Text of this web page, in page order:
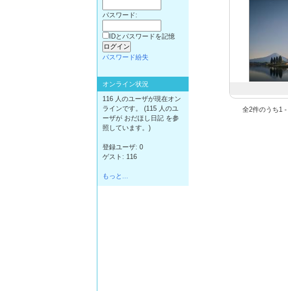
全2件のうち1-
パスワード:
IDとパスワードを記憶
パスワード紛失
オンライン状況
116 人のユーザが現在オン
ラインです。 (115 人のユ
ーザが おだほし日記 を参
照しています。)
登録ユーザ: 0
ゲスト: 116
もっと...